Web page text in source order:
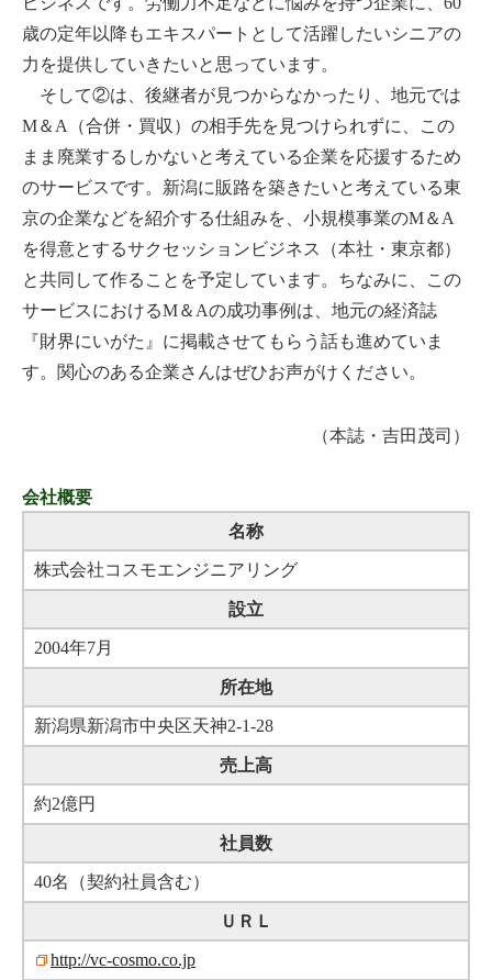
歳の定年以降もエキスパートとして活躍したいシニアの
力を提供していきたいと思っています。
そして②は、後継者が見つからなかったり、地元では
M＆A（合併・買収）の相手先を見つけられずに、この
まま廃業するしかないと考えている企業を応援するため
のサービスです。新潟に販路を築きたいと考えている東
京の企業などを紹介する仕組みを、小規模事業のM＆A
を得意とするサクセッションビジネス（本社・東京都）
と共同して作ることを予定しています。ちなみに、この
サービスにおけるM＆Aの成功事例は、地元の経済誌
『財界にいがた』に掲載させてもらう話も進めていま
す。関心のある企業さんはぜひお声がけください。
（本誌・吉田茂司）
会社概要
名称
株式会社コスモエンジニアリング
設立
2004年7月
所在地
新潟県新潟市中央区天神2-1-28
売上高
約2億円
社員数
40名（契約社員含む）
ＵＲＬ
http://vc-cosmo.co.jp